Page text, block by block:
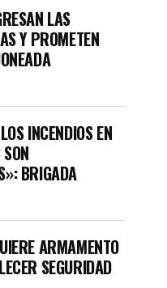
LAS
Y PROMETEN
INCENDIOS EN
BRIGADA
ARMAMENTO
SEGURIDAD